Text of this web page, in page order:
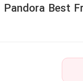
Pandora Best